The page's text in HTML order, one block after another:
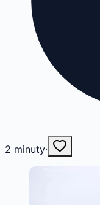
2 minuty·